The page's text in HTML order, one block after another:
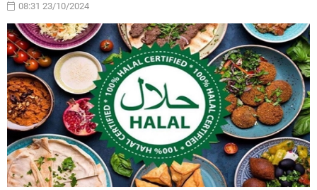
08:31 23/10/2024